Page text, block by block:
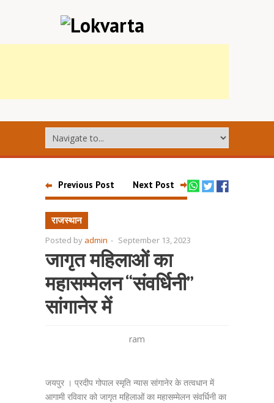
Previous Post Next Post
राजस्थान
Posted by admin - September 13, 2023
जागृत महिलाओं का
महासम्मेलन “संवर्धिनी”
सांगानेर में
ram
जयपुर । प्रदीप गोपाल स्मृति न्यास सांगानेर के तत्वधान में
आगामी रविवार को जागृत महिलाओं का महासम्मेलन संवर्धिनी का